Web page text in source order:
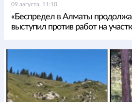
09 августа, 11:10
«Беспредел в Алматы
выступил против работ на